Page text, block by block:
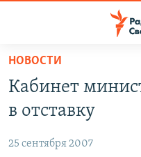
упрощенного
доступа
основному
ПРОГРАММЫ
АВТОРСКИЕ ПРОЕКТЫ
ЦИТАТЫ СВОБОДЫ
НОВОСТИ
Кабинет
в отставку
25 сентября 2007